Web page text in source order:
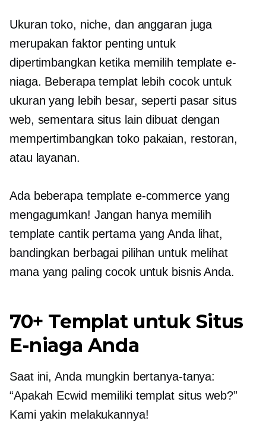
Ukuran toko, niche, dan anggaran juga
merupakan faktor penting untuk
dipertimbangkan ketika memilih template e-
niaga. Beberapa templat lebih cocok untuk
ukuran yang lebih besar, seperti pasar situs
web, sementara situs lain dibuat dengan
mempertimbangkan toko pakaian, restoran,
atau layanan.
Ada beberapa template e-commerce yang
mengagumkan! Jangan hanya memilih
template cantik pertama yang Anda lihat,
bandingkan berbagai pilihan untuk melihat
mana yang paling cocok untuk bisnis Anda.
70+ Templat untuk Situs
E-niaga Anda
Saat ini, Anda mungkin bertanya-tanya:
“Apakah Ecwid memiliki templat situs web?”
Kami yakin melakukannya!